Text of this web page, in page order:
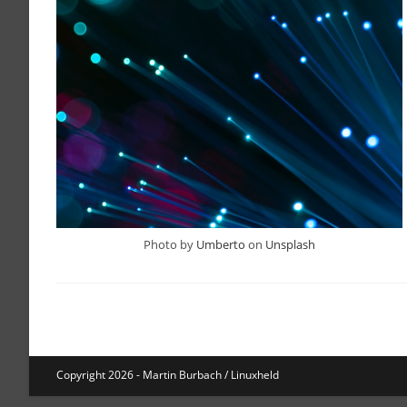
Photo by Umberto on Unsplash
Copyright 2026 - Martin Burbach / Linuxheld